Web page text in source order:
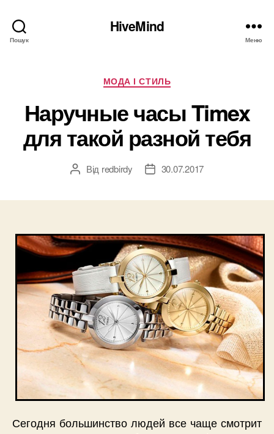
Пошук
HiveMind
Меню
Категорії
МОДА І СТИЛЬ
Наручные часы Timex
для такой разной тебя
Автор
Від redbirdy
Дата30.07.2017
Сегодня большинство людей все чаще смотрит